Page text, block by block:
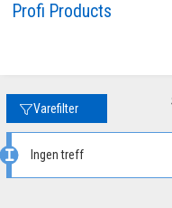
Profi Products
Varefilter
Ingen treff